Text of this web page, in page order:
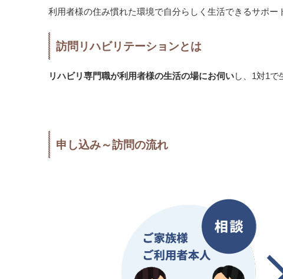
利用者様の住み慣れた環境で自分らしく生活できるサポー
訪問リハビリテーションとは
リハビリ専門職が利用者様の生活の場にお伺いし、1対1で
申し込み～訪問の流れ